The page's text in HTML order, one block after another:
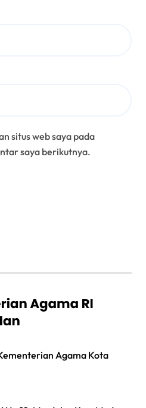
situs web saya pada
saya berikutnya.
Agama Kota